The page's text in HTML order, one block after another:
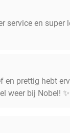
en super
en prettig hebt
weer bij Nobel! ✨